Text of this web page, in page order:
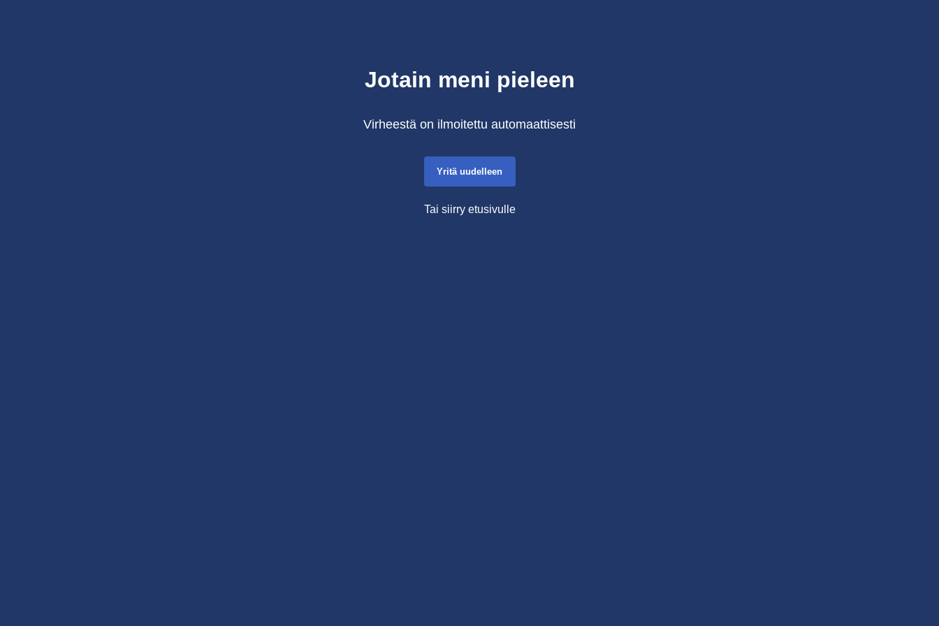
Jotain meni pieleen
Virheestä on ilmoitettu automaattisesti
Yritä uudelleen
Tai siirry etusivulle